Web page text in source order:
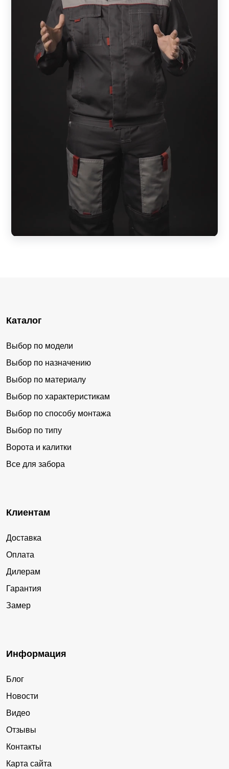
Каталог
Выбор по модели
Выбор по назначению
Выбор по материалу
Выбор по характеристикам
Выбор по способу монтажа
Выбор по типу
Ворота и калитки
Все для забора
Клиентам
Доставка
Оплата
Дилерам
Гарантия
Замер
Информация
Блог
Новости
Видео
Отзывы
Контакты
Карта сайта